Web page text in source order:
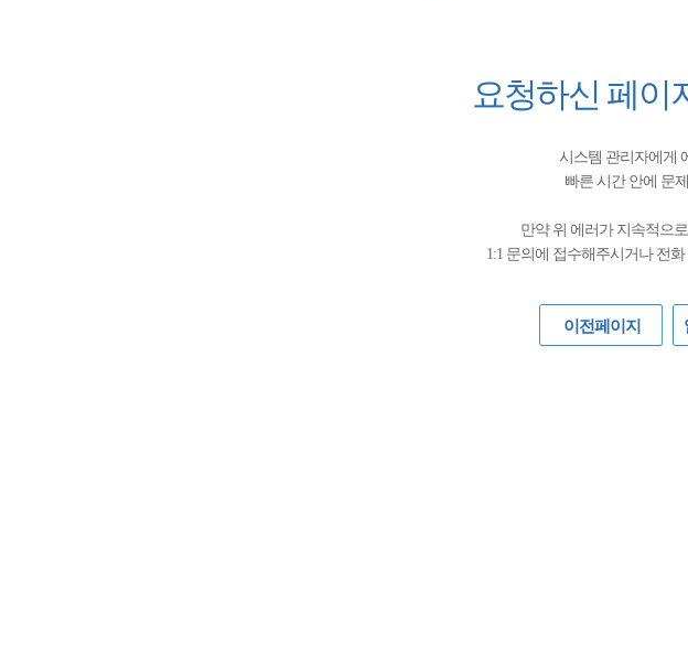
요청하신 페이
시스템 관리자에게
빠른 시간 안에 문
만약 위 에러가 지속적으
1:1 문의에 접수해주시거나 전화
이전페이지